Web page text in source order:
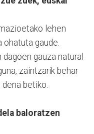
lehen
gaude.
gauza natural
zaintzarik behar
betiko.
baloratzen